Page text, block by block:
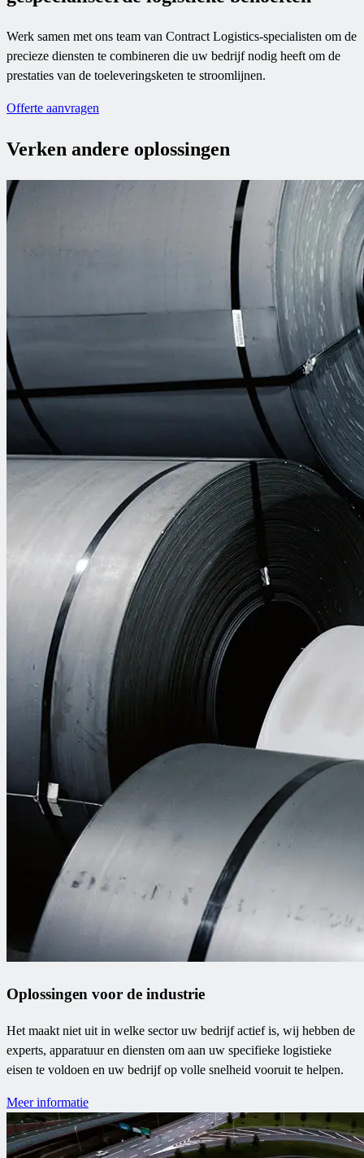
Werk samen met ons team van Contract Logistics-specialisten om de
precieze diensten te combineren die uw bedrijf nodig heeft om de
prestaties van de toeleveringsketen te stroomlijnen.
Offerte aanvragen
Verken andere oplossingen
Oplossingen voor de industrie
Het maakt niet uit in welke sector uw bedrijf actief is, wij hebben de
experts, apparatuur en diensten om aan uw specifieke logistieke
eisen te voldoen en uw bedrijf op volle snelheid vooruit te helpen.
Meer informatie